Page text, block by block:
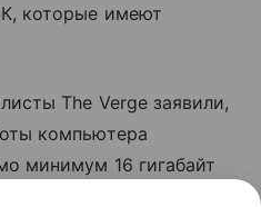
которые имеют
The Verge заявили,
компьютера
минимум 16 гигабайт